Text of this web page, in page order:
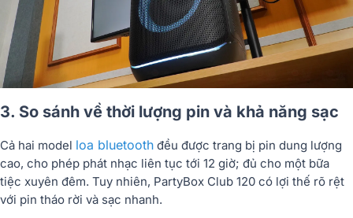
3. So sánh về thời lượng pin và khả năng sạc
Cả hai model loa bluetooth đều được trang bị pin dung lượng
cao, cho phép phát nhạc liên tục tới 12 giờ; đủ cho một bữa
tiệc xuyên đêm. Tuy nhiên, PartyBox Club 120 có lợi thế rõ rệt
với pin tháo rời và sạc nhanh.